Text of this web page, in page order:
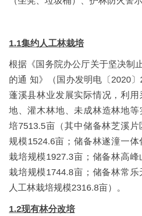
1.1集约人工林栽培
根据《国务院办公厅关于坚决制
的通 知》（国办发明电〔2020
蓬溪县林业发展实际情况，利
地、灌木林地、未成林造林地
培7513.5亩（其中储备林芝溪
规模1524.6亩；储备林遂潼一
栽培规模1927.3亩；储备林高
栽培规模1744.8亩；储备林常
人工林栽培规模2316.8亩）。
1.2现有林分改培